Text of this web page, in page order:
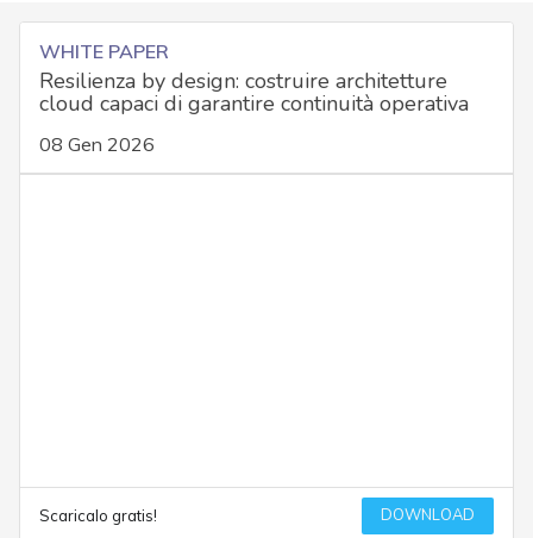
WHITE PAPER
Resilienza by design: costruire architetture
cloud capaci di garantire continuità operativa
08 Gen 2026
Scaricalo gratis! DOWNLOAD